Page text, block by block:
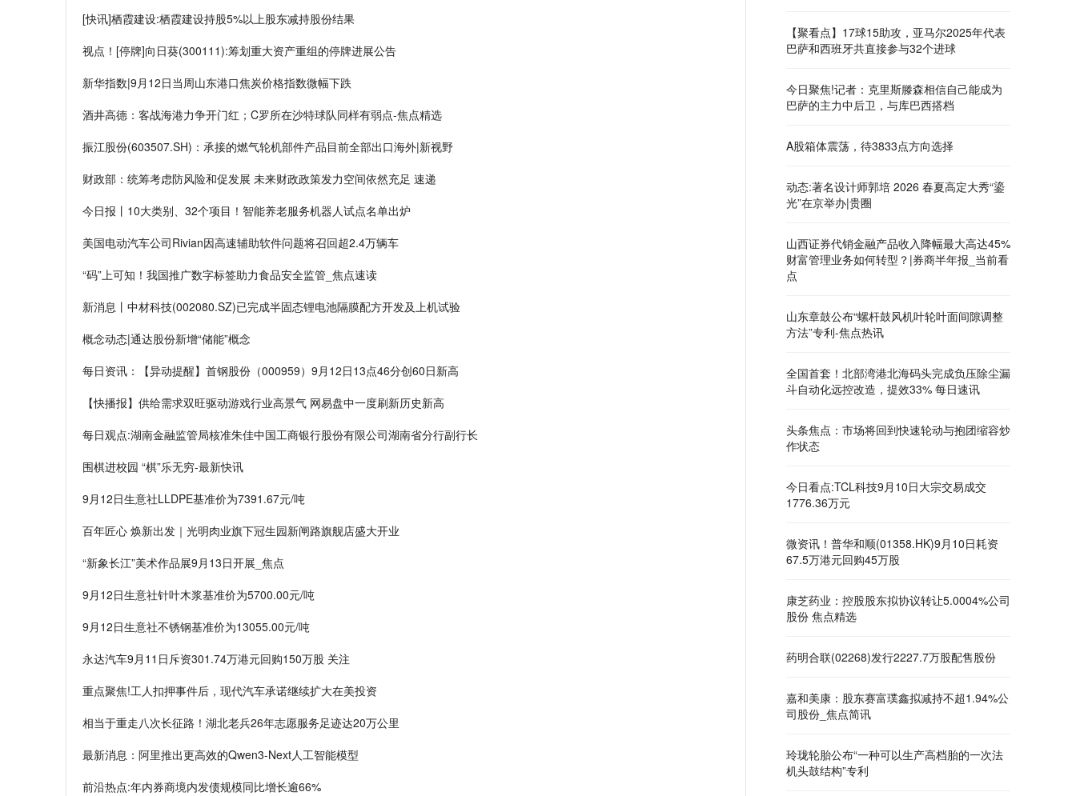
[快讯]栖霞建设:栖霞建设持股5%以上股东减持股份结果
视点！[停牌]向日葵(300111):筹划重大资产重组的停牌进展公告
新华指数|9月12日当周山东港口焦炭价格指数微幅下跌
酒井高德：客战海港力争开门红；C罗所在沙特球队同样有弱点-焦点精选
振江股份(603507.SH)：承接的燃气轮机部件产品目前全部出口海外|新视野
财政部：统筹考虑防风险和促发展 未来财政政策发力空间依然充足 速递
今日报丨10大类别、32个项目！智能养老服务机器人试点名单出炉
美国电动汽车公司Rivian因高速辅助软件问题将召回超2.4万辆车
“码”上可知！我国推广数字标签助力食品安全监管_焦点速读
新消息丨中材科技(002080.SZ)已完成半固态锂电池隔膜配方开发及上机试验
概念动态|通达股份新增“储能”概念
每日资讯：【异动提醒】首钢股份（000959）9月12日13点46分创60日新高
【快播报】供给需求双旺驱动游戏行业高景气 网易盘中一度刷新历史新高
每日观点:湖南金融监管局核准朱佳中国工商银行股份有限公司湖南省分行副行长
围棋进校园 “棋”乐无穷-最新快讯
9月12日生意社LLDPE基准价为7391.67元/吨
百年匠心 焕新出发｜光明肉业旗下冠生园新闸路旗舰店盛大开业
“新象长江”美术作品展9月13日开展_焦点
9月12日生意社针叶木浆基准价为5700.00元/吨
9月12日生意社不锈钢基准价为13055.00元/吨
永达汽车9月11日斥资301.74万港元回购150万股 关注
重点聚焦!工人扣押事件后，现代汽车承诺继续扩大在美投资
相当于重走八次长征路！湖北老兵26年志愿服务足迹达20万公里
最新消息：阿里推出更高效的Qwen3-Next人工智能模型
前沿热点:年内券商境内发债规模同比增长逾66%
【聚看点】17球15助攻，亚马尔2025年代表
巴萨和西班牙共直接参与32个进球
今日聚焦!记者：克里斯滕森相信自己能成为
巴萨的主力中后卫，与库巴西搭档
A股箱体震荡，待3833点方向选择
动态:著名设计师郭培 2026 春夏高定大秀“鎏
光”在京举办|贵圈
山西证券代销金融产品收入降幅最大高达45%
财富管理业务如何转型？|券商半年报_当前看
点
山东章鼓公布“螺杆鼓风机叶轮叶面间隙调整
方法”专利-焦点热讯
全国首套！北部湾港北海码头完成负压除尘漏
斗自动化远控改造，提效33% 每日速讯
头条焦点：市场将回到快速轮动与抱团缩容炒
作状态
今日看点:TCL科技9月10日大宗交易成交
1776.36万元
微资讯！普华和顺(01358.HK)9月10日耗资
67.5万港元回购45万股
康芝药业：控股股东拟协议转让5.0004%公司
股份 焦点精选
药明合联(02268)发行2227.7万股配售股份
嘉和美康：股东赛富璞鑫拟减持不超1.94%公
司股份_焦点简讯
玲珑轮胎公布“一种可以生产高档胎的一次法
机头鼓结构”专利